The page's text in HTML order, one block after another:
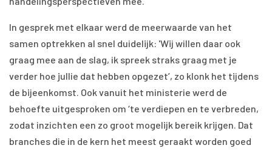
In gesprek met elkaar werd de meerwaarde van het
samen optrekken al snel duidelijk: 'Wij willen daar ook
graag mee aan de slag, ik spreek straks graag met je
verder hoe jullie dat hebben opgezet’, zo klonk het tijdens
de bijeenkomst. Ook vanuit het ministerie werd de
behoefte uitgesproken om ‘te verdiepen en te verbreden,
zodat inzichten een zo groot mogelijk bereik krijgen. Dat
branches die in de kern het meest geraakt worden goed